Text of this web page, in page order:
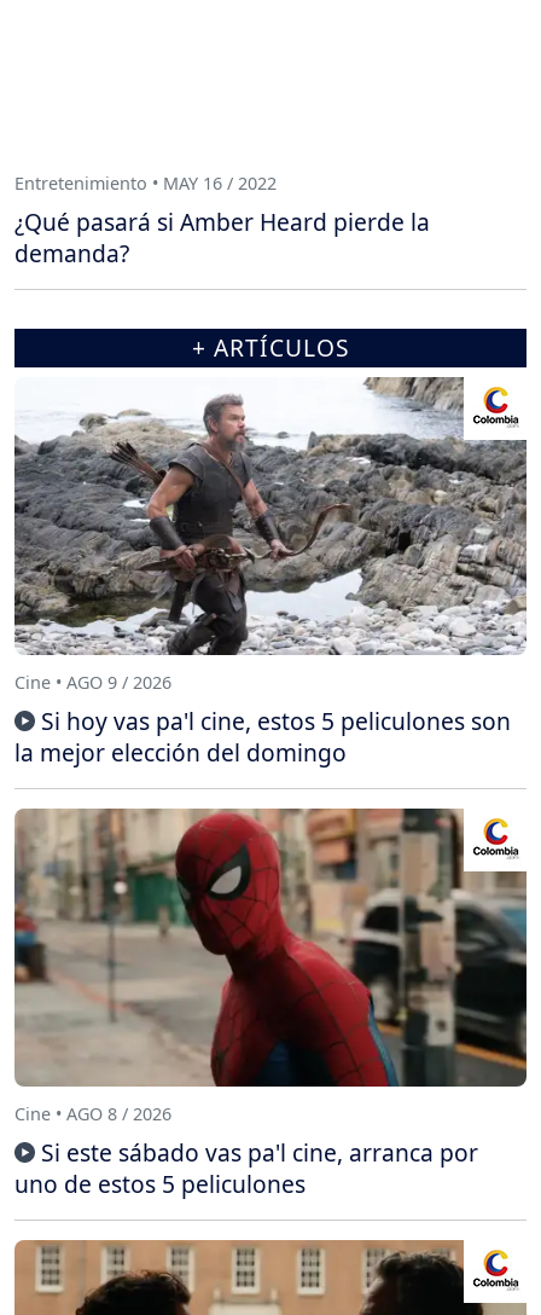
Entretenimiento • MAY 16 / 2022
¿Qué pasará si Amber Heard pierde la
demanda?
+ ARTÍCULOS
Cine • AGO 9 / 2026
Si hoy vas pa'l cine, estos 5 peliculones son
la mejor elección del domingo
Cine • AGO 8 / 2026
Si este sábado vas pa'l cine, arranca por
uno de estos 5 peliculones